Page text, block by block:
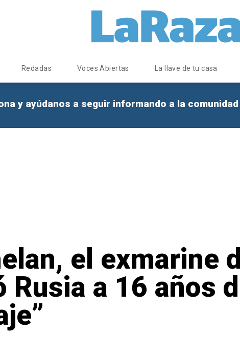
Redadas Voces Abiertas La llave de tu casa
y ayúdanos a seguir informando a la
el exmarine
Rusia a 16 años